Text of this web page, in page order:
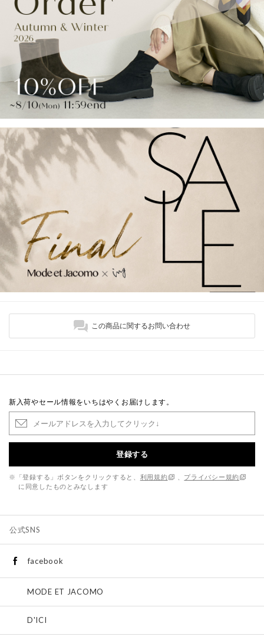
この商品に関するお問い合わせ
新入荷やセール情報をいちはやくお届けします。
登録する
※「登録する」ボタンをクリックすると、 利用規約
プライバシー規約
に同意したものとみなします
公式SNS
facebook
MODE ET JACOMO
D'ICI